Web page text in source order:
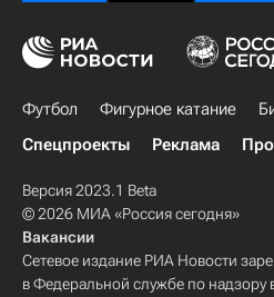
Футбол Фигурное катание
Спецпроекты
Реклама
Версия 2023.1 Beta
© 2026 МИА «Россия сегодня»
Вакансии
Сетевое издание РИА Новости
в Федеральной службе по надзору